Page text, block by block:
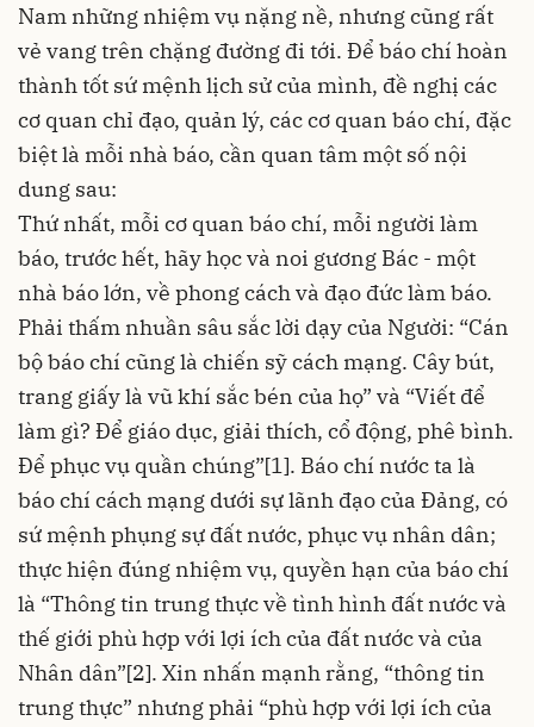
Nam những nhiệm vụ nặng nề, nhưng cũng rất
vẻ vang trên chặng đường đi tới. Để báo chí hoàn
thành tốt sứ mệnh lịch sử của mình, đề nghị các
cơ quan chỉ đạo, quản lý, các cơ quan báo chí, đặc
biệt là mỗi nhà báo, cần quan tâm một số nội
dung sau:
Thứ nhất, mỗi cơ quan báo chí, mỗi người làm
báo, trước hết, hãy học và noi gương Bác - một
nhà báo lớn, về phong cách và đạo đức làm báo.
Phải thấm nhuần sâu sắc lời dạy của Người: “Cán
bộ báo chí cũng là chiến sỹ cách mạng. Cây bút,
trang giấy là vũ khí sắc bén của họ” và “Viết để
làm gì? Để giáo dục, giải thích, cổ động, phê bình.
Để phục vụ quần chúng”[1]. Báo chí nước ta là
báo chí cách mạng dưới sự lãnh đạo của Đảng, có
sứ mệnh phụng sự đất nước, phục vụ nhân dân;
thực hiện đúng nhiệm vụ, quyền hạn của báo chí
là “Thông tin trung thực về tình hình đất nước và
thế giới phù hợp với lợi ích của đất nước và của
Nhân dân”[2]. Xin nhấn mạnh rằng, “thông tin
trung thực” nhưng phải “phù hợp với lợi ích của